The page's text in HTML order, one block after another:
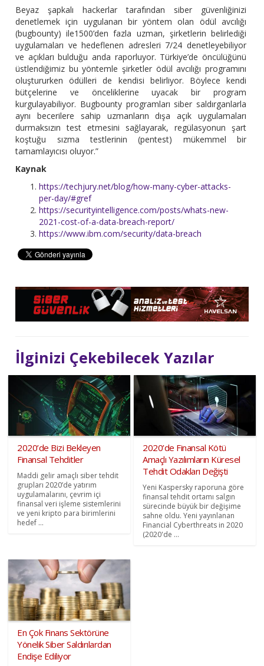
Beyaz şapkalı hackerlar tarafından siber güvenliğinizi
denetlemek için uygulanan bir yöntem olan ödül avcılığı
(bugbounty) ile1500’den fazla uzman, şirketlerin belirlediği
uygulamaları ve hedeflenen adresleri 7/24 denetleyebiliyor
ve açıkları bulduğu anda raporluyor. Türkiye’de öncülüğünü
üstlendiğimiz bu yöntemle şirketler ödül avcılığı programını
oluştururken ödülleri de kendisi belirliyor. Böylece kendi
bütçelerine ve önceliklerine uyacak bir program
kurgulayabiliyor. Bugbounty programları siber saldırganlarla
aynı becerilere sahip uzmanların dışa açık uygulamaları
durmaksızın test etmesini sağlayarak, regülasyonun şart
koştuğu sızma testlerinin (pentest) mükemmel bir
tamamlayıcısı oluyor.”
Kaynak
https://techjury.net/blog/how-many-cyber-attacks-
per-day/#gref
https://securityintelligence.com/posts/whats-new-
2021-cost-of-a-data-breach-report/
https://www.ibm.com/security/data-breach
İlginizi Çekebilecek Yazılar
2020’de Bizi Bekleyen
Finansal Tehditler
Maddi gelir amaçlı siber tehdit
grupları 2020’de yatırım
uygulamalarını, çevrim içi
finansal veri işleme sistemlerini
ve yeni kripto para birimlerini
hedef ...
2020’de Finansal Kötü
Amaçlı Yazılımların Küresel
Tehdit Odakları Değişti
Yeni Kaspersky raporuna göre
finansal tehdit ortamı salgın
sürecinde büyük bir değişime
sahne oldu. Yeni yayınlanan
Financial Cyberthreats in 2020
(2020'de ...
En Çok Finans Sektörüne
Yönelik Siber Saldırılardan
Endişe Ediliyor